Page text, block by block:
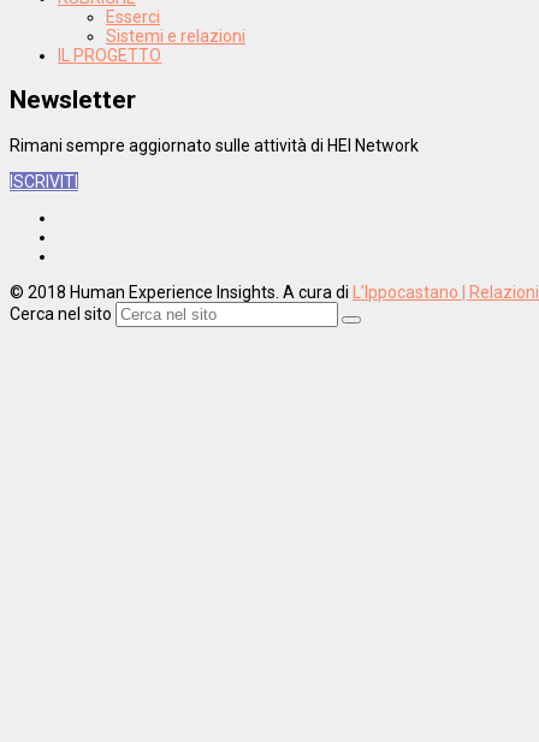
Esserci
Sistemi e relazioni
IL PROGETTO
Newsletter
Rimani sempre aggiornato sulle attività di HEI Network
ISCRIVITI
© 2018 Human Experience Insights. A cura di
L'Ippocastano |
Cerca nel sito